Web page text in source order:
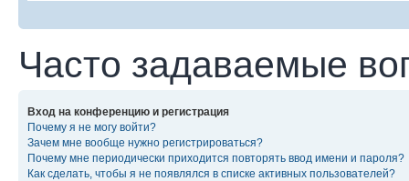
Часто задаваемые
Вход на конференцию и регистрация
Почему я не могу войти?
Зачем мне вообще нужно регистрироваться?
Почему мне периодически приходится повторять ввод имени и пароля?
Как сделать, чтобы я не появлялся в списке активных пользователей?